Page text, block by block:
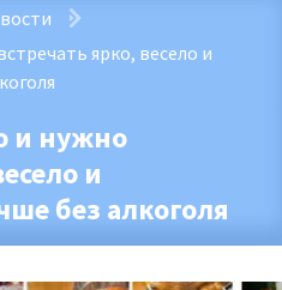
ярко, весело и
и нужно
и
без алкоголя